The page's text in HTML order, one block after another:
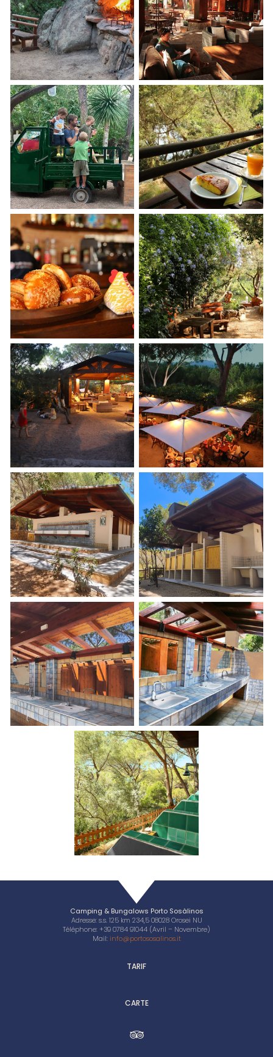
Camping & Bungalows Porto Sosàlinos
Adresse: s.s. 125 km 234,5 08028 Orosei NU
Téléphone: +39 0784 91044 (Avril – Novembre)
Mail: info@portososalinos.it
TARIF
CARTE